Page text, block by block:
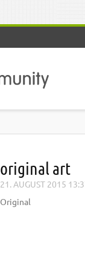
original art
21. AUGUST 2015
Original